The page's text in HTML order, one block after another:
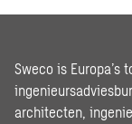
Sweco is Europa’s
architecten,